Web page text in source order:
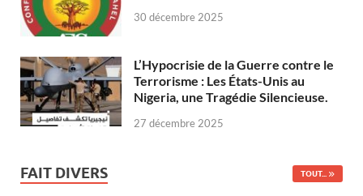
30 décembre 2025
L’Hypocrisie de la Guerre contre le
Terrorisme : Les États-Unis au
Nigeria, une Tragédie Silencieuse.
27 décembre 2025
FAIT DIVERS TOUT...